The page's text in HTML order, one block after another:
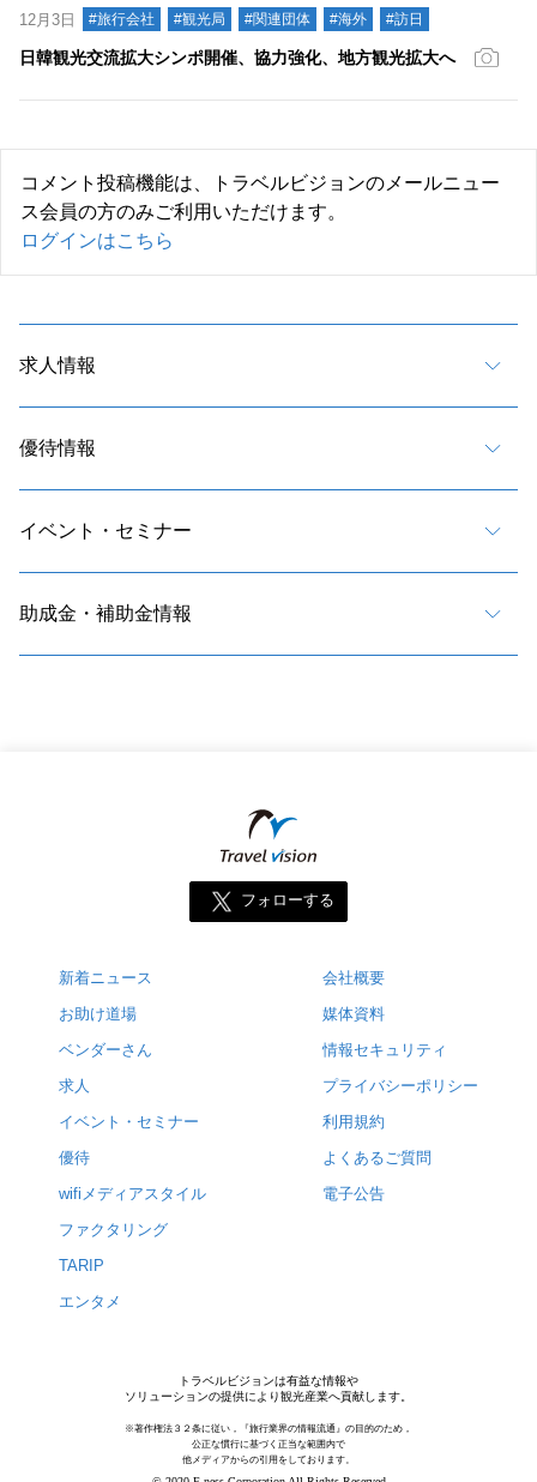
12月3日 #旅行会社 #観光局 #関連団体 #海外 #訪日
日韓観光交流拡大シンポ開催、協力強化、地方観光拡大へ
コメント投稿機能は、トラベルビジョンのメールニュー
ス会員の方のみご利用いただけます。
ログインはこちら
求人情報
優待情報
イベント・セミナー
助成金・補助金情報
フォローする
新着ニュース
お助け道場
ベンダーさん
求人
イベント・セミナー
優待
wifiメディアスタイル
ファクタリング
TARIP
エンタメ
会社概要
媒体資料
情報セキュリティ
プライバシーポリシー
利用規約
よくあるご質問
電子公告
トラベルビジョンは有益な情報や
ソリューションの提供により観光産業へ貢献します。
※著作権法３２条に従い，『旅行業界の情報流通』の目的のため，
公正な慣行に基づく正当な範囲内で
他メディアからの引用をしております。